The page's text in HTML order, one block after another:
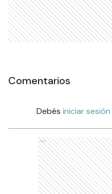
Comentarios
Debés iniciar sesión
Ads